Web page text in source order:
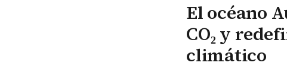
El océano
CO₂ y
climático